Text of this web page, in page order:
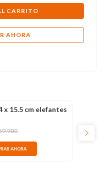
CARRITO
AHORA
x 15.5 cm elefantes
.900
AHORA